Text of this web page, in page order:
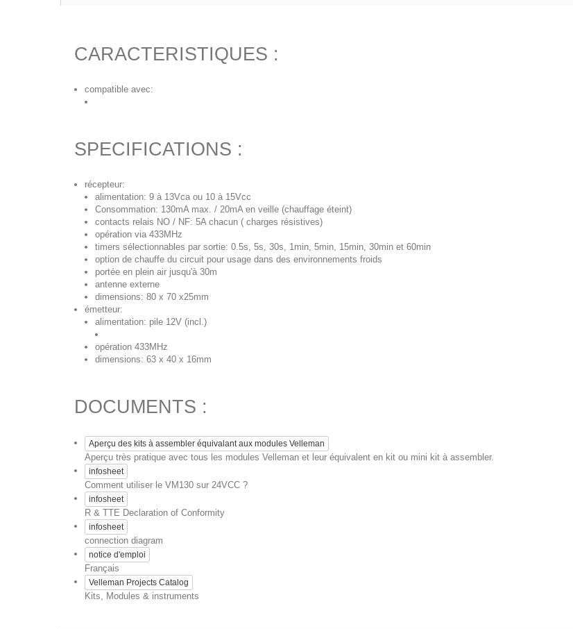
CARACTERISTIQUES :
compatible avec:
SPECIFICATIONS :
récepteur:
alimentation: 9 à 13Vca ou 10 à 15Vcc
Consommation: 130mA max. / 20mA en veille (chauffage éteint)
contacts relais NO / NF: 5A chacun ( charges résistives)
opération via 433MHz
timers sélectionnables par sortie: 0.5s, 5s, 30s, 1min, 5min, 15min, 30min et 60min
option de chauffe du circuit pour usage dans des environnements froids
portée en plein air jusqu'à 30m
antenne externe
dimensions: 80 x 70 x25mm
émetteur:
alimentation: pile 12V (incl.)
opération 433MHz
dimensions: 63 x 40 x 16mm
DOCUMENTS :
Aperçu des kits à assembler équivalant aux modules Velleman
Aperçu très pratique avec tous les modules Velleman et leur équivalent en kit ou mini kit à assembler.
infosheet
Comment utiliser le VM130 sur 24VCC ?
infosheet
R & TTE Declaration of Conformity
infosheet
connection diagram
notice d'emploi
Français
Velleman Projects Catalog
Kits, Modules & instruments